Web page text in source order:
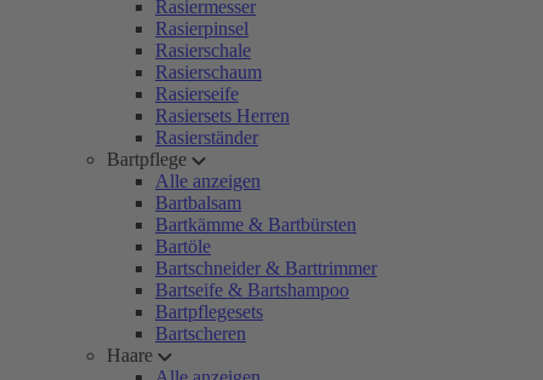
Rasiermesser
Rasierpinsel
Rasierschale
Rasierschaum
Rasierseife
Rasiersets Herren
Rasierständer
Bartpflege
Alle anzeigen
Bartbalsam
Bartkämme & Bartbürsten
Bartöle
Bartschneider & Barttrimmer
Bartseife & Bartshampoo
Bartpflegesets
Bartscheren
Haare